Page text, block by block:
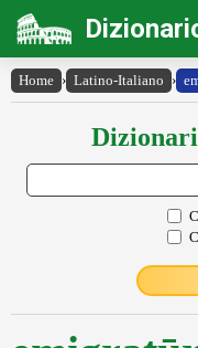
Home › Latino-Italiano ›